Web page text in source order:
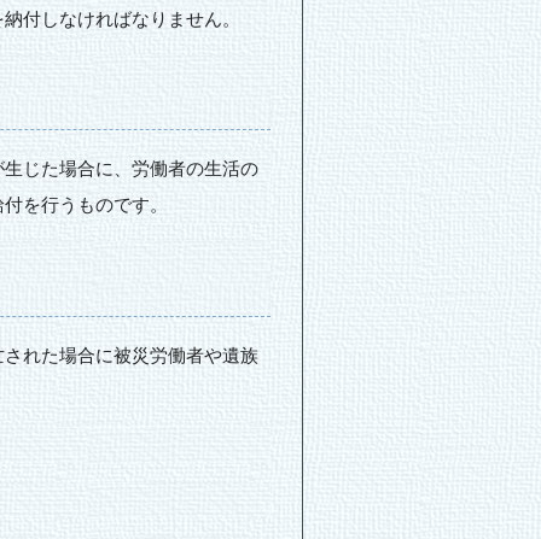
付しなければなりません。
じた場合に、労働者の生活の
を行うものです。
れた場合に被災労働者や遺族